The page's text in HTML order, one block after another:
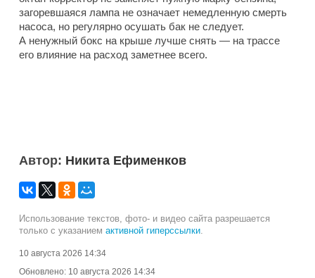
загоревшаяся лампа не означает немедленную смерть
насоса, но регулярно осушать бак не следует.
А ненужный бокс на крыше лучше снять — на трассе
его влияние на расход заметнее всего.
Автор: Никита Ефименков
Использование текстов, фото- и видео сайта разрешается
только с указанием активной гиперссылки
10 августа 2026 14:34
Обновлено: 10 августа 2026 14:34